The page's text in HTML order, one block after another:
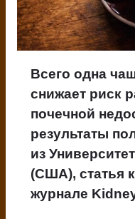
Всего одна
снижает риск
почечной
результаты
из
(США), статья
журнале